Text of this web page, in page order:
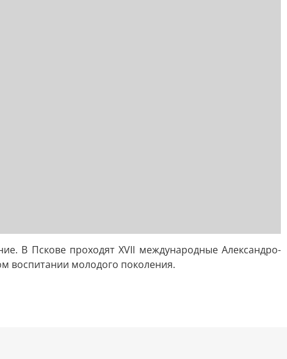
В Пскове проходят XVII международные Александро-
воспитании молодого поколения.